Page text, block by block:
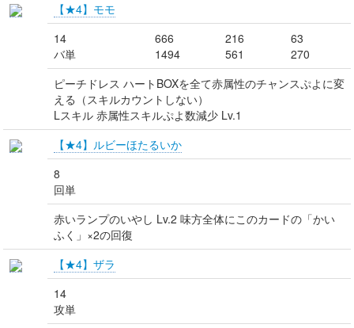
【★4】モモ
14
バ単
666
1494
216
561
63
270
ピーチドレス ハートBOXを全て赤属性のチャンスぷよに変
える（スキルカウントしない）
Lスキル 赤属性スキルぷよ数減少 Lv.1
【★4】ルビーほたるいか
8
回単
赤いランプのいやし Lv.2 味方全体にこのカードの「かい
ふく」×2の回復
【★4】ザラ
14
攻単